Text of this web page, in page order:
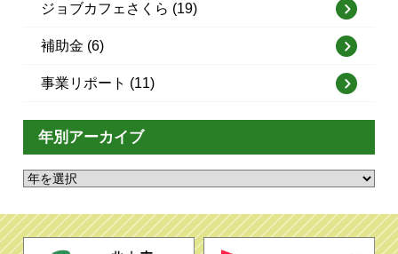
ジョブカフェさくら (19)
補助金 (6)
事業リポート (11)
年別アーカイブ